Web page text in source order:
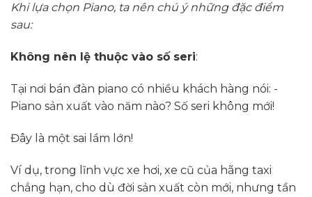
Khi lựa chọn Piano, ta nên chú ý những đặc điểm
sau:
Không nên lệ thuộc vào số seri:
Tại nơi bán đàn piano có nhiều khách hàng nói: -
Piano sản xuất vào năm nào? Số seri không mới!
Đây là một sai lầm lớn!
Ví dụ, trong lĩnh vực xe hơi, xe cũ của hãng taxi
chẳng hạn, cho dù đời sản xuất còn mới, nhưng tần